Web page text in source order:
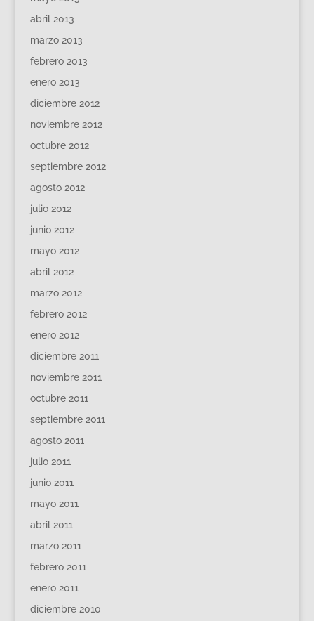
abril 2013
marzo 2013
febrero 2013
enero 2013
diciembre 2012
noviembre 2012
octubre 2012
septiembre 2012
agosto 2012
julio 2012
junio 2012
mayo 2012
abril 2012
marzo 2012
febrero 2012
enero 2012
diciembre 2011
noviembre 2011
octubre 2011
septiembre 2011
agosto 2011
julio 2011
junio 2011
mayo 2011
abril 2011
marzo 2011
febrero 2011
enero 2011
diciembre 2010